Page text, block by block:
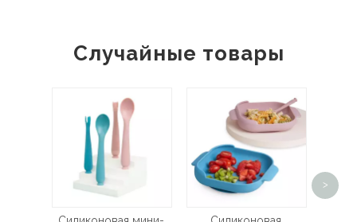
Случайные товары
>